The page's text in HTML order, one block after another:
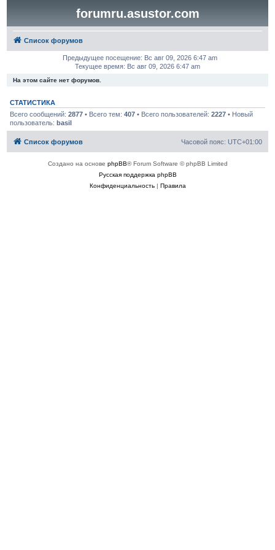
forumru.asustor.com
Список форумов
Предыдущее посещение: Вс авг 09, 2026 6:47 am
Текущее время: Вс авг 09, 2026 6:47 am
На этом сайте нет форумов.
СТАТИСТИКА
Всего сообщений: 2877• Всего тем: 407• Всего пользователей: 2227• Новый
пользователь: basil
Список форумов Часовой пояс: UTC+01:00
Создано на основе phpBB® Forum Software © phpBB Limited
Русская поддержка phpBB
Конфиденциальность| Правила